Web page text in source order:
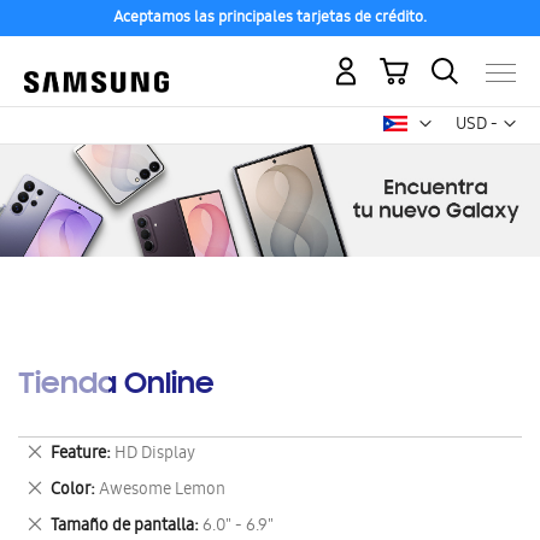
Aceptamos las principales tarjetas de crédito.
USD -
dólar
Mi carrito
Tienda Online
Feature HD Display
Eliminar
este
artículo
Color Awesome Lemon
Eliminar
este
Tamaño de pantalla 6.0" - 6.9"
Eliminar